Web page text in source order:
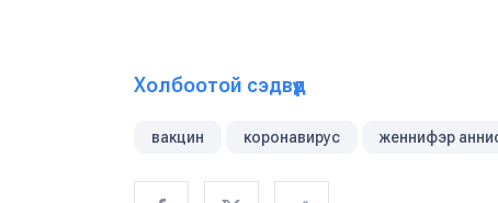
Холбоотой сэдвүүд
вакцин коронавирус женнифэр